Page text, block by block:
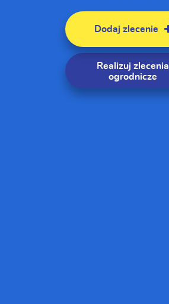
Dodaj zlecenie
Realizuj zlecenia
ogrodnicze